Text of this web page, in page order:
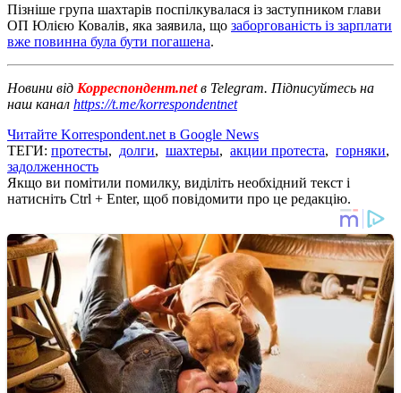
Пізніше група шахтарів поспілкувалася із заступником глави
ОП Юлією Ковалів, яка заявила, що заборгованість із зарплати
вже повинна була бути погашена.
Новини від Корреспондент.netв Telegram. Підписуйтесь на
наш канал https://t.me/korrespondentnet
Читайте Korrespondent.net в Google News
ТЕГИ: протесты, долги, шахтеры, акции протеста, горняки,
задолженность
Якщо ви помітили помилку, виділіть необхідний текст і
натисніть Ctrl + Enter, щоб повідомити про це редакцію.